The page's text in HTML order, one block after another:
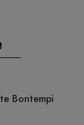
Bontempi